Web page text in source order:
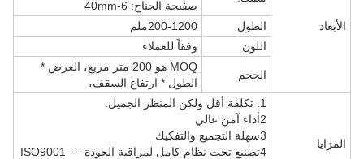
الأبعاد
صفيحة الجناح: 6-40mm
الطول
200-1200ملم
اللون
وفقاً للعملاء
الحجم
MOQ هو 200 متر مربع، العرض *
الطول * ارتفاع السقف،
المزايا
1. تكلفة أقل ولكن المنظر الجميل.
2أداء آمن عالي
3سهلة التجميع والتفكيك
4تصنيع تحت نظام كامل لمراقبة الجودة --- ISO9001